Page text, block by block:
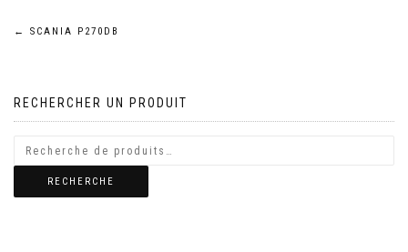
Navigation
l’article
← SCANIA P270DB
RECHERCHER UN PRODUIT
RECHERCHE